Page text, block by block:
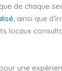
de chaque
, ainsi que
locaux
une